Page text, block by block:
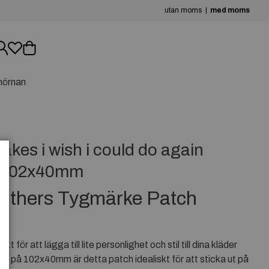
utan moms med moms
i wish i could do again
others Tygmärke Patch
för att lägga till lite personlighet och stil till dina kläder
på 102x40mm är detta patch idealiskt för att sticka ut på